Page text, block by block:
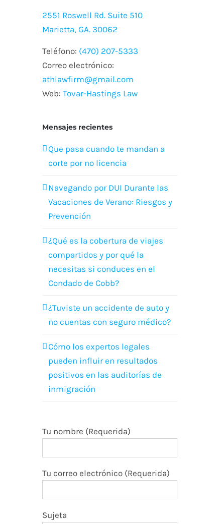
2551 Roswell Rd. Suite 510
Marietta, GA. 30062
Teléfono: (470) 207-5333
Correo electrónico:
athlawfirm@gmail.com
Web: Tovar-Hastings Law
Mensajes recientes
Que pasa cuando te mandan a
corte por no licencia
Navegando por DUI Durante las
Vacaciones de Verano: Riesgos y
Prevención
¿Qué es la cobertura de viajes
compartidos y por qué la
necesitas si conduces en el
Condado de Cobb?
¿Tuviste un accidente de auto y
no cuentas con seguro médico?
Cómo los expertos legales
pueden influir en resultados
positivos en las auditorías de
inmigración
Tu nombre (Requerida)
Tu correo electrónico (Requerida)
Sujeta